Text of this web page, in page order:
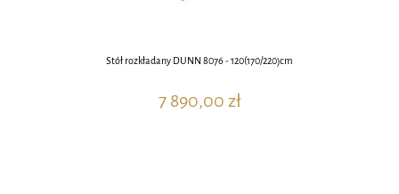
Stół rozkładany DUNN 8076 - 120(170/220)cm
7 890,00 zł